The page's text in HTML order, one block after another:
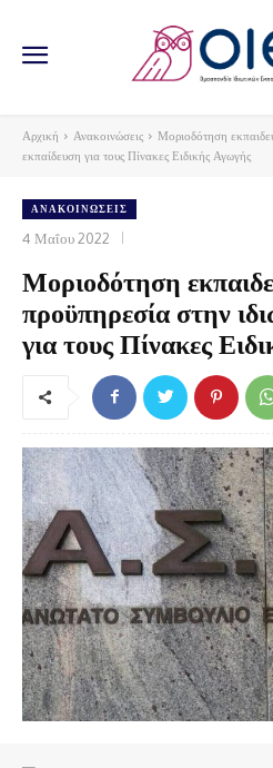
Αρχική Ανακοινώσεις
Μοριοδότηση
εκπαίδευση για τους Πίνακες Ειδικής Αγωγής
ΑΝΑΚΟΙΝΏΣΕΙΣ
4 Μαΐου 2022
Μοριοδότηση
προϋπηρεσία στην
για τους Πίνακες